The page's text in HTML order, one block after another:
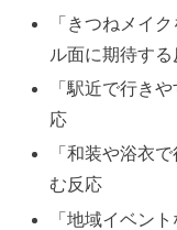
「きつねメイ
ル面に期待する
「駅近で行き
応
「和装や浴衣
む反応
「地域イベン